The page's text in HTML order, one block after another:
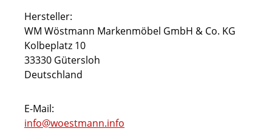
Hersteller:
WM Wöstmann Markenmöbel GmbH & Co. KG
Kolbeplatz 10
33330 Gütersloh
Deutschland
E-Mail:
info@woestmann.info